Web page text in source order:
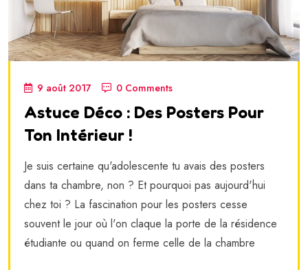
9 août 2017 0 Comments
Astuce Déco : Des Posters Pour
Ton Intérieur !
Je suis certaine qu'adolescente tu avais des posters
dans ta chambre, non ? Et pourquoi pas aujourd'hui
chez toi ? La fascination pour les posters cesse
souvent le jour où l'on claque la porte de la résidence
étudiante ou quand on ferme celle de la chambre